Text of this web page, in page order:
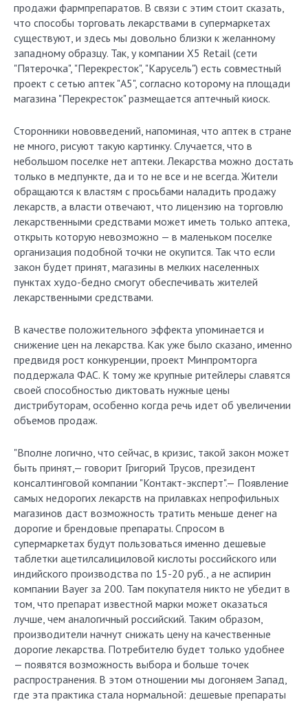
продажи фармпрепаратов. В связи с этим стоит сказать,
что способы торговать лекарствами в супермаркетах
существуют, и здесь мы довольно близки к желанному
западному образцу. Так, у компании X5 Retail (сети
"Пятерочка", "Перекресток", "Карусель") есть совместный
проект с сетью аптек "А5", согласно которому на площади
магазина "Перекресток" размещается аптечный киоск.
Сторонники нововведений, напоминая, что аптек в стране
не много, рисуют такую картинку. Случается, что в
небольшом поселке нет аптеки. Лекарства можно достать
только в медпункте, да и то не все и не всегда. Жители
обращаются к властям с просьбами наладить продажу
лекарств, а власти отвечают, что лицензию на торговлю
лекарственными средствами может иметь только аптека,
открыть которую невозможно — в маленьком поселке
организация подобной точки не окупится. Так что если
закон будет принят, магазины в мелких населенных
пунктах худо-бедно смогут обеспечивать жителей
лекарственными средствами.
В качестве положительного эффекта упоминается и
снижение цен на лекарства. Как уже было сказано, именно
предвидя рост конкуренции, проект Минпромторга
поддержала ФАС. К тому же крупные ритейлеры славятся
своей способностью диктовать нужные цены
дистрибуторам, особенно когда речь идет об увеличении
объемов продаж.
"Вполне логично, что сейчас, в кризис, такой закон может
быть принят,— говорит Григорий Трусов, президент
консалтинговой компании "Контакт-эксперт".— Появление
самых недорогих лекарств на прилавках непрофильных
магазинов даст возможность тратить меньше денег на
дорогие и брендовые препараты. Спросом в
супермаркетах будут пользоваться именно дешевые
таблетки ацетилсалициловой кислоты российского или
индийского производства по 15-20 руб., а не аспирин
компании Bayer за 200. Там покупателя никто не убедит в
том, что препарат известной марки может оказаться
лучше, чем аналогичный российский. Таким образом,
производители начнут снижать цену на качественные
дорогие лекарства. Потребителю будет только удобнее
— появятся возможность выбора и больше точек
распространения. В этом отношении мы догоняем Запад,
где эта практика стала нормальной: дешевые препараты